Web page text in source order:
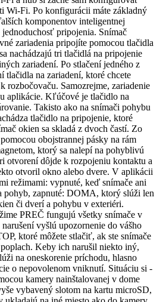
Wi-Fi. Po konfigurácii máte základný
komponentov inteligentnej
pripojenia. Snímač
zariadenia pripojíte pomocou tlačidla
nachádzajú tri tlačidlá na pripojenie
zariadení. Po stlačení jedného z
tlačidla na zariadení, ktoré chcete
rozbočovaču. Samozrejme, zariadenie
aplikácie. Kľúčové je tlačidlo na
Takisto ako na snímači pohybu
tlačidlo na pripojenie, ktoré
okien sa skladá z dvoch častí. Zo
obojstrannej pásky na rám
ktorý sa nalepí na pohyblivú
otvorení dôjde k rozpojeniu kontaktu a
otvoril okno alebo dvere. V aplikácii
režimami: vypnuté, keď snímače ani
pohyb, zapnuté: DOMA, ktorý slúži len
či dverí a pohybu v exteriéri.
PREČ fungujú všetky snímače v
vyšlú upozornenie do vášho
ktoré môžete stlačiť, ak ste snímače
Keby ich narušil niekto iný,
na oneskorenie príchodu, hlasno
o nepovolenom vniknutí. Situáciu si
kamery nainštalovanej v dome
vybavený slotom na kartu microSD,